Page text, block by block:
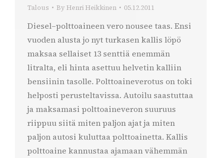
Talous By Henri Heikkinen 05.12.2011
Diesel–polttoaineen vero nousee taas. Ensi
vuoden alusta jo nyt turkasen kallis löpö
maksaa sellaiset 13 senttiä enemmän
litralta, eli hinta asettuu helvetin kalliin
bensiinin tasolle. Polttoaineverotus on toki
helposti perusteltavissa. Autoilu saastuttaa
ja maksamasi polttoaineveron suuruus
riippuu siitä miten paljon ajat ja miten
paljon autosi kuluttaa polttoainetta. Kallis
polttoaine kannustaa ajamaan vähemmän